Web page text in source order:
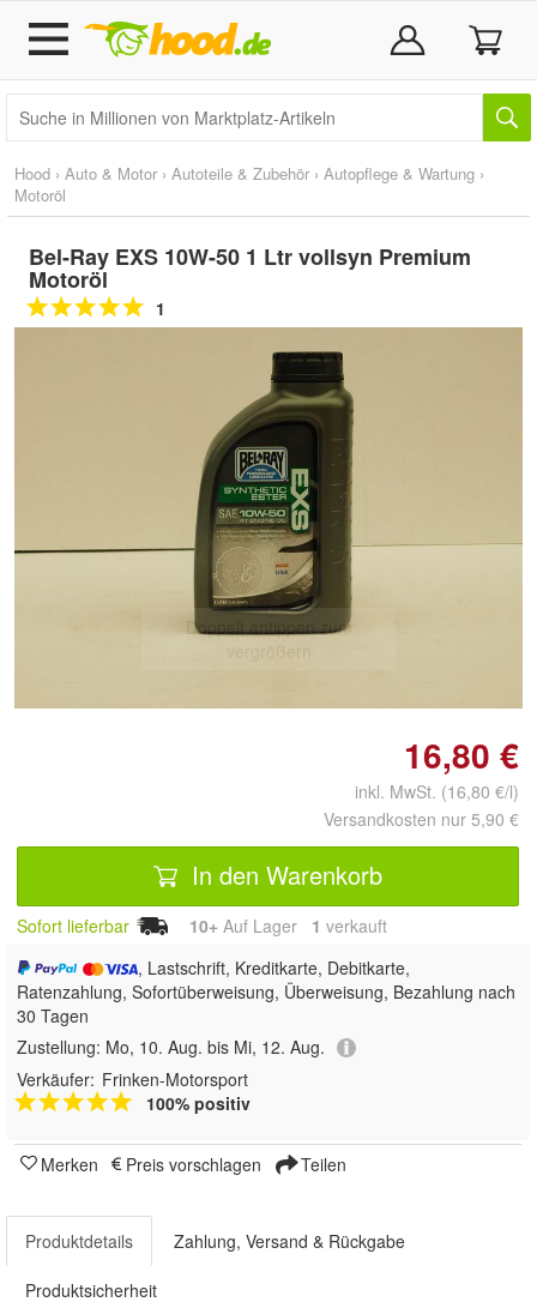
Hood › Auto & Motor › Autoteile & Zubehör › Autopflege & Wartung ›
Motoröl
Bel-Ray EXS 10W-50 1 Ltr vollsyn Premium
Motoröl
1
Doppelt antippen zum
vergrößern
16,80 €
inkl. MwSt. (16,80 €/l)
Versandkosten nur 5,90 €
In den Warenkorb
Sofort lieferbar 10+ Auf Lager 1 verkauft
, Lastschrift, Kreditkarte, Debitkarte,
Ratenzahlung, Sofortüberweisung, Überweisung, Bezahlung nach
30 Tagen
Zustellung: Mo, 10. Aug. bis Mi, 12. Aug.
Verkäufer: Frinken-Motorsport
100% positiv
Merken Preis vorschlagen Teilen
Produktdetails Zahlung, Versand & Rückgabe
Produktsicherheit